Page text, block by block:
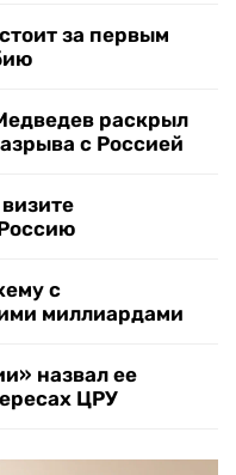
за первым
раскрыл
с Россией
с
миллиардами
назвал ее
ЦРУ